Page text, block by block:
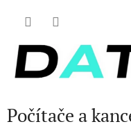
Počítače a